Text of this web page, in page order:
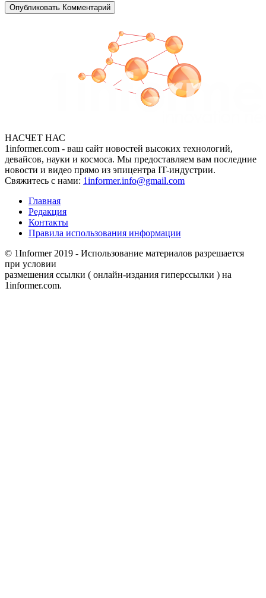
НАСЧЕТ НАС
1informer.com - ваш сайт новостей высоких технологий,
девайсов, науки и космоса. Мы предоставляем вам последние
новости и видео прямо из эпицентра IT-индустрии.
Свяжитесь с нами: 1informer.info@gmail.com
Главная
Редакция
Контакты
Правила использования информации
© 1Informer 2019 - Использование материалов разрешается
при условии
размешения ссылки ( онлайн-издания гиперссылки ) на
1informer.com.